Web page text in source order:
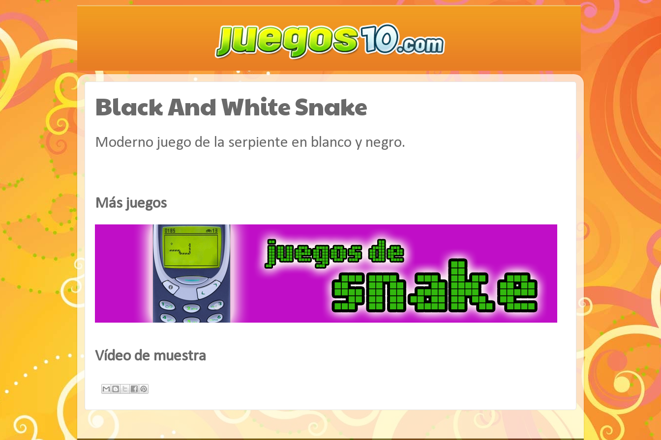
Black And White Snake
Moderno juego de la serpiente en blanco y negro.
Más juegos
Vídeo de muestra